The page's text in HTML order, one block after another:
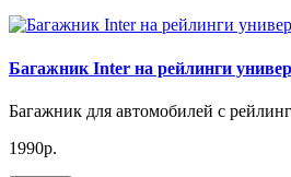
Багажник Inter на рейлинги
Багажник для автомобилей с
1990р.